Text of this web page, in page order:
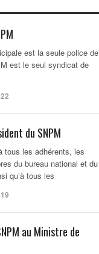
est la seule police de
est le seul syndicat de
du SNPM
tous les adhérents, les
du bureau national et du
qu’à tous les
au Ministre de